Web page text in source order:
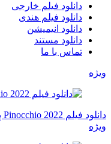
دانلود فیلم خارجی
دانلود فیلم هندی
دانلود انیمیشن
دانلود مستند
تماس با ما
ویژه
دانلود فیلم Pinocchio 2022 پینوکیو
ویژه